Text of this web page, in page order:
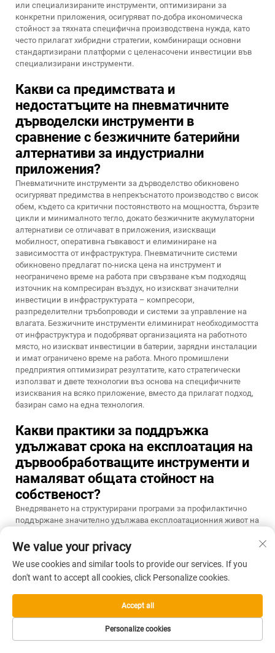
или специализираните инструменти, оптимизирани за
конкретни приложения, осигуряват по-добра икономическа
стойност за тяхната специфична производствена нужда, като
често прилагат хибридни стратегии, комбиниращи основни
стандартизирани платформи с целенасочени инвестиции във
специализирани инструменти.
Какви са предимствата и
недостатъците на пневматичните
дърводелски инструменти в
сравнение с безжичните батерийни
алтернативи за индустриални
приложения?
Пневматичните инструменти за дърводелство обикновено
осигуряват предимства в непрекъснатото производство с висок
обем, където са критични постоянството на мощността, бързите
цикли и минималното тегло, докато безжичните акумулаторни
алтернативи се отличават в приложения, изискващи
мобилност, оперативна гъвкавост и елиминиране на
зависимостта от инфраструктура. Пневматичните системи
обикновено предлагат по-ниска цена на инструмент и
неограничено време на работа при свързване към подходящ
източник на компресиран въздух, но изискват значителни
инвестиции в инфраструктурата – компресори,
разпределителни тръбопроводи и системи за управление на
влагата. Безжичните инструменти елиминират необходимостта
от инфраструктура и подобряват организацията на работното
място, но изискват инвестиции в батерии, зарядни инсталации
и имат ограничено време на работа. Много промишлени
предприятия оптимизират резултатите, като стратегически
използват и двете технологии въз основа на специфичните
изисквания на всяко приложение, вместо да прилагат подход,
базиран само на една технология.
Какви практики за поддръжка
удължават срока на експлоатация на
дървообработващите инструменти и
намаляват общата стойност на
собственост?
Внедряването на структурирани програми за профилактично
поддържане значително удължава експлоатационния живот на
намалява непредвидените простои и разходите за ремонт.
Ключови практики за поддържане включват редовно
почистване, за да се предотврати натрупването на прах, който
може да повлияе на подвижните компоненти; подходящо
производителя; периодичен инспекционен контрол на
предавателни механизми, като те се заменят преди пълното им
We value your privacy
We use cookies and similar tools to provide our services. If you
don't want to accept all cookies, click Personalize cookies.
Personalize cookies
Accept all